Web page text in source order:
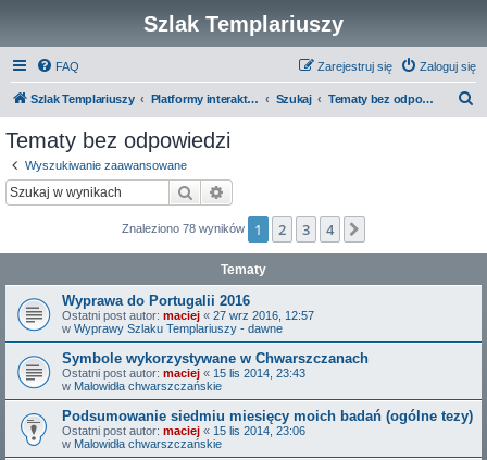
Szlak Templariuszy
FAQ Zaloguj się
Zarejestruj się
Szlak Templariuszy Platformy interaktywne Szlaku Templariuszy Szukaj Tematy bez odpowiedzi
Tematy bez odpowiedzi
Wyszukiwanie zaawansowane
Szukaj
Znaleziono 78 wyników 1 2 3 4
Tematy
Wyprawa do Portugalii 2016
Ostatni post autor: maciej « 27 wrz 2016, 12:57
w Wyprawy Szlaku Templariuszy - dawne
Symbole wykorzystywane w Chwarszczanach
Ostatni post autor: maciej « 15 lis 2014, 23:43
w Malowidła chwarszczańskie
Podsumowanie siedmiu miesięcy moich badań (ogólne tezy)
Ostatni post autor: maciej « 15 lis 2014, 23:06
w Malowidła chwarszczańskie